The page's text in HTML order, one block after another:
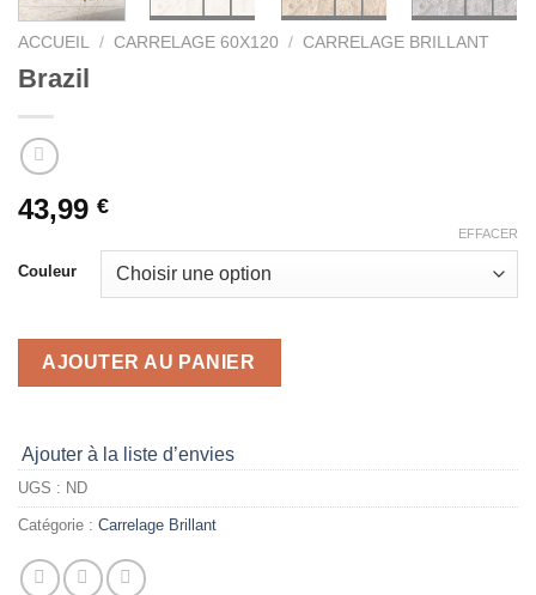
ACCUEIL / CARRELAGE 60X120 / CARRELAGE BRILLANT
Brazil
43,99 €
Couleur
EFFACER
AJOUTER AU PANIER
Ajouter à la liste d’envies
UGS : ND
Catégorie : Carrelage Brillant